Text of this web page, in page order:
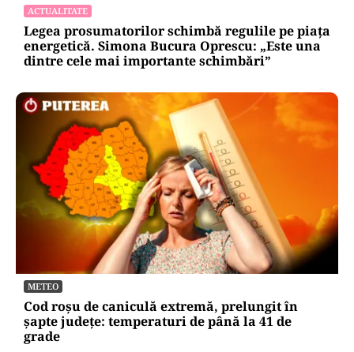
ACTUALITATE
Legea prosumatorilor schimbă regulile pe piața
energetică. Simona Bucura Oprescu: „Este una
dintre cele mai importante schimbări”
METEO
Cod roșu de caniculă extremă, prelungit în
șapte județe: temperaturi de până la 41 de
grade